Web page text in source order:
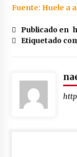
Fuente: Huele a
Publicado en
Etiquetado